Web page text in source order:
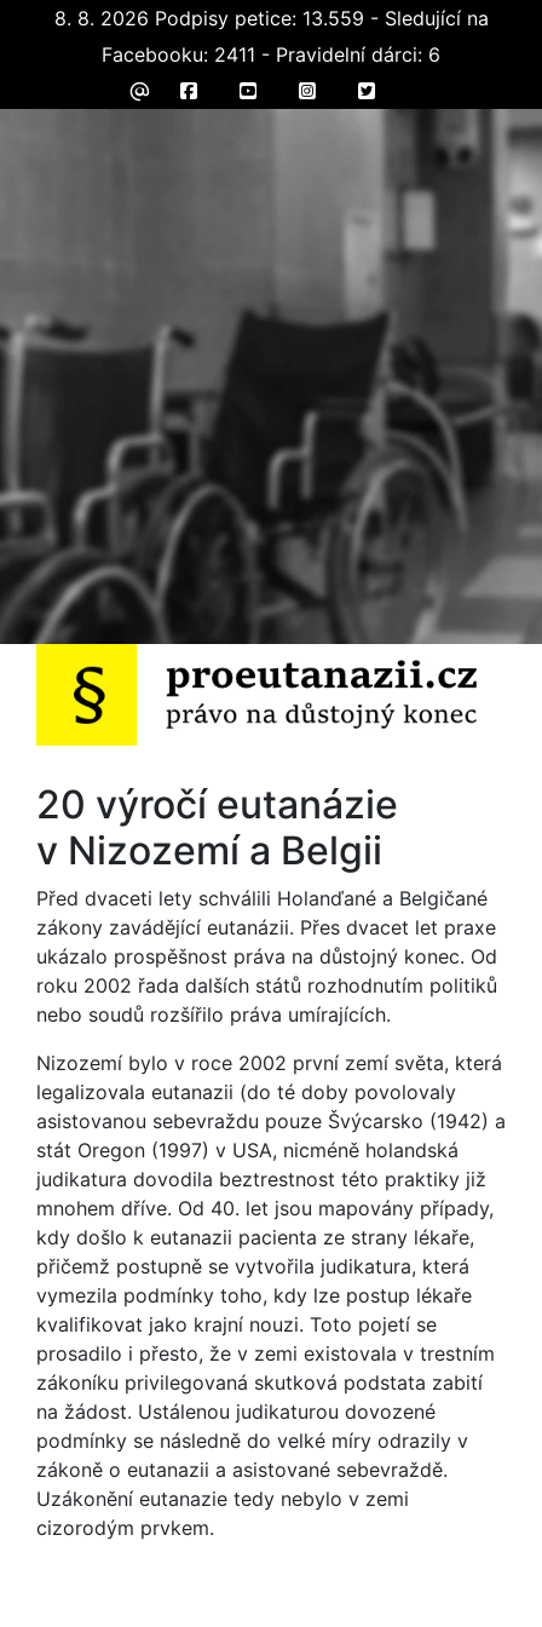
8. 8. 2026 Podpisy petice: 13.559 - Sledující na
Facebooku: 2411 - Pravidelní dárci: 6
20 výročí eutanázie
v Nizozemí a Belgii
Před dvaceti lety schválili Holanďané a Belgičané
zákony zavádějící eutanázii. Přes dvacet let praxe
ukázalo prospěšnost práva na důstojný konec. Od
roku 2002 řada dalších států rozhodnutím politiků
nebo soudů rozšířilo práva umírajících.
Nizozemí bylo v roce 2002 první zemí světa, která
legalizovala eutanazii (do té doby povolovaly
asistovanou sebevraždu pouze Švýcarsko (1942) a
stát Oregon (1997) v USA, nicméně holandská
judikatura dovodila beztrestnost této praktiky již
mnohem dříve. Od 40. let jsou mapovány případy,
kdy došlo k eutanazii pacienta ze strany lékaře,
přičemž postupně se vytvořila judikatura, která
vymezila podmínky toho, kdy lze postup lékaře
kvalifikovat jako krajní nouzi. Toto pojetí se
prosadilo i přesto, že v zemi existovala v trestním
zákoníku privilegovaná skutková podstata zabití
na žádost. Ustálenou judikaturou dovozené
podmínky se následně do velké míry odrazily v
zákoně o eutanazii a asistované sebevraždě.
Uzákonění eutanazie tedy nebylo v zemi
cizorodým prvkem.